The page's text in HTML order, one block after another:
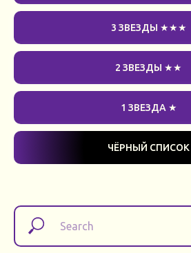
3 ЗВЕЗДЫ ★★★
2 ЗВЕЗДЫ ★★
1 ЗВЕЗДА ★
ЧЁРНЫЙ СПИСОК